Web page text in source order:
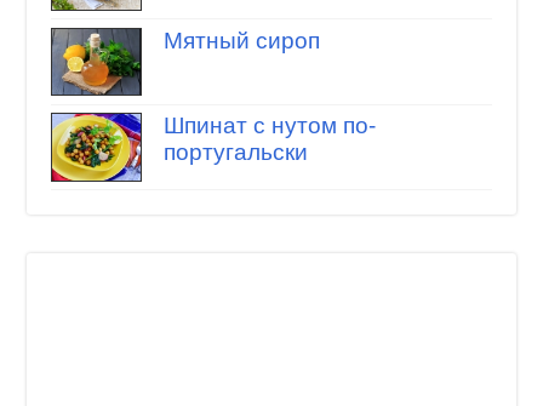
Мятный сироп
Шпинат с нутом по-
португальски